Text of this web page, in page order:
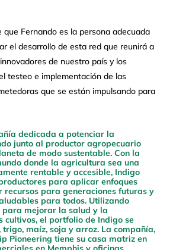
que Fernando es la persona adecuada
el desarrollo de esta red que reunirá a
de nuestro país y los
testeo e implementación de las
que se están impulsando para
dedicada a potenciar la
junto al productor agropecuario
de modo sustentable. Con la
donde la agricultura sea una
rentable y accesible, Indigo
para aplicar enfoques
recursos para generaciones futuras y
para todos. Utilizando
para mejorar la salud y la
cultivos, el portfolio de Indigo se
maíz, soja y arroz. La compañía,
Pioneering tiene su casa matriz en